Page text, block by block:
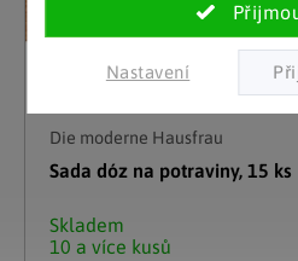
Nastavení
Die moderne Hausfrau
Sada dóz na potraviny, 15 ks
Skladem
10 a více kusů